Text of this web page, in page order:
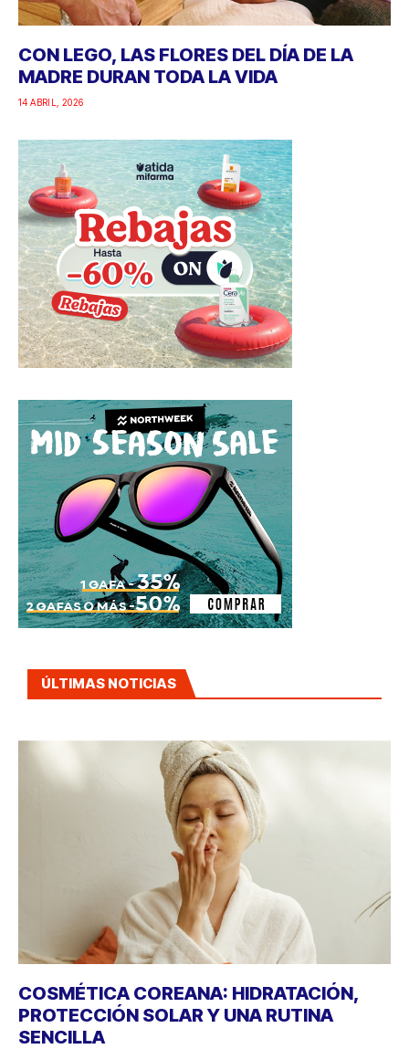
CON LEGO, LAS FLORES DEL DÍA DE LA
MADRE DURAN TODA LA VIDA
14 ABRIL, 2026
ÚLTIMAS NOTICIAS
COSMÉTICA COREANA: HIDRATACIÓN,
PROTECCIÓN SOLAR Y UNA RUTINA
SENCILLA